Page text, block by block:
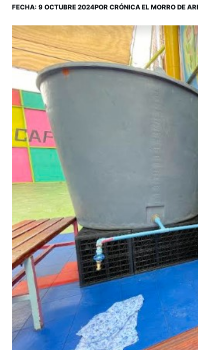
FECHA: 9 OCTUBRE 2024POR CRÓNICA EL MORRO DE